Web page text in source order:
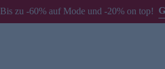
Bis zu -60% auf Mode und -20% on top!